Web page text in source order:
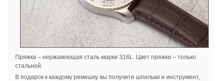
Пряжка – нержавеющая сталь марки 316L. Цвет пряжки – только
стальной.
В подарок к каждому ремешку вы получите шпильки и инструмент,